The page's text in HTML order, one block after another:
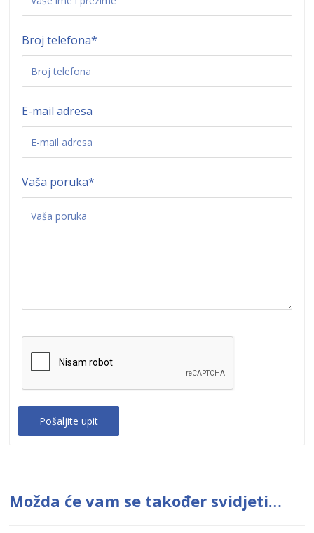
Broj telefona*
E-mail adresa
Vaša poruka*
Možda će vam se također svidjeti…